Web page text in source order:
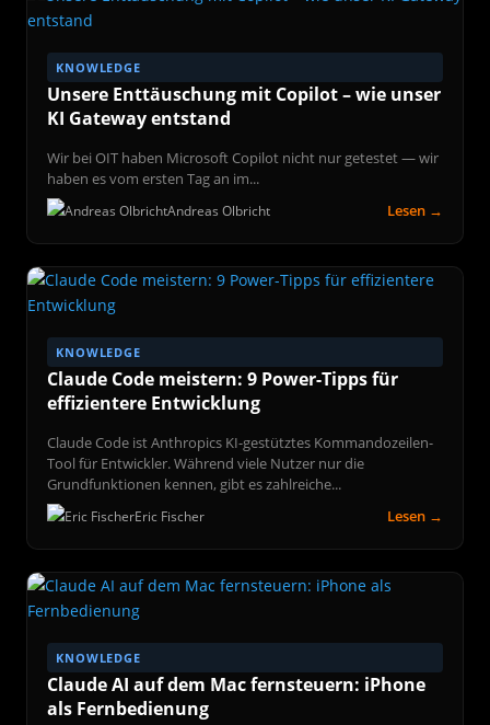
KNOWLEDGE
Unsere Enttäuschung mit Copilot – wie unser
KI Gateway entstand
Wir bei OIT haben Microsoft Copilot nicht nur getestet — wir
haben es vom ersten Tag an im...
Andreas Olbricht Lesen →
KNOWLEDGE
Claude Code meistern: 9 Power-Tipps für
effizientere Entwicklung
Claude Code ist Anthropics KI-gestütztes Kommandozeilen-
Tool für Entwickler. Während viele Nutzer nur die
Grundfunktionen kennen, gibt es zahlreiche...
Eric Fischer Lesen →
KNOWLEDGE
Claude AI auf dem Mac fernsteuern: iPhone
als Fernbedienung